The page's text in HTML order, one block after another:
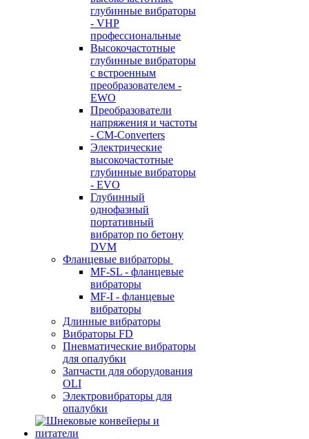
глубинные вибраторы
- VHP
профессиональные
Высокочастотные
глубинные вибраторы
с встроенным
преобразователем -
EWO
Преобразователи
напряжения и частоты
- CM-Converters
Электрические
высокочастотные
глубинные вибраторы
- EVO
Глубинный
однофазный
портативный
вибратор по бетону
DVM
Фланцевые вибраторы
MF-SL - фланцевые
вибраторы
MF-I - фланцевые
вибраторы
Длинные вибраторы
Вибраторы FD
Пневматические вибраторы
для опалубки
Запчасти для оборудования
OLI
Электровибраторы для
опалубки